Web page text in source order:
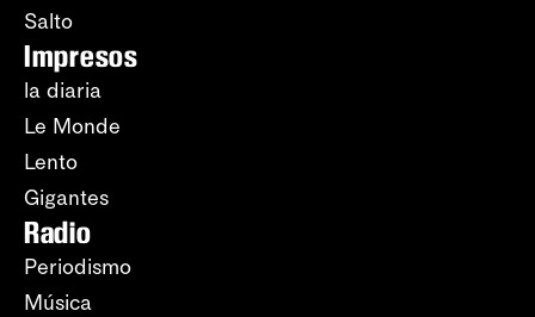
Salto
Impresos
la diaria
Le Monde
Lento
Gigantes
Radio
Periodismo
Música